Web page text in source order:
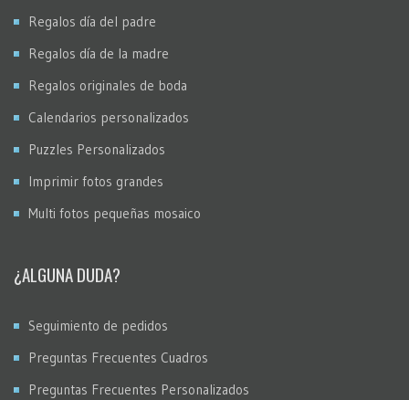
Regalos día del padre
Regalos día de la madre
Regalos originales de boda
Calendarios personalizados
Puzzles Personalizados
Imprimir fotos grandes
Multi fotos pequeñas mosaico
¿ALGUNA DUDA?
Seguimiento de pedidos
Preguntas Frecuentes Cuadros
Preguntas Frecuentes Personalizados